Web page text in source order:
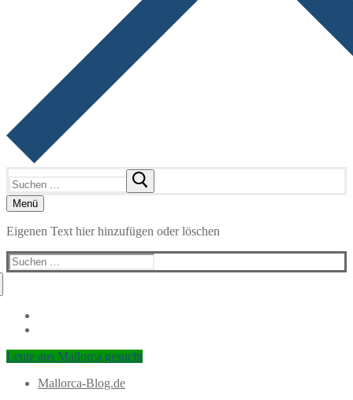
nach:
Menü
Eigenen Text hier hinzufügen oder löschen
Suchen
nach:
Leute aus Mallorca gesucht
Mallorca-Blog.de